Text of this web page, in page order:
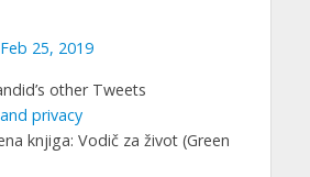
25, 2019
other Tweets
privacy
knjiga: Vodič za život (Green